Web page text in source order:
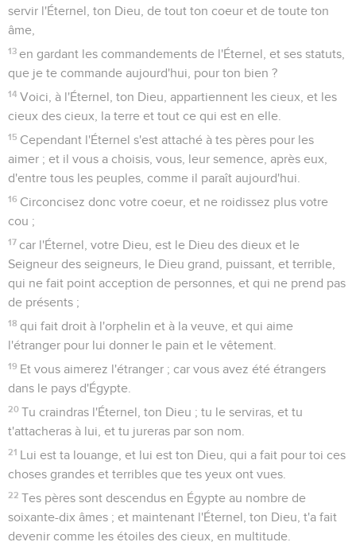
servir l'Éternel, ton Dieu, de tout ton coeur et de toute ton
âme,
13 en gardant les commandements de l'Éternel, et ses statuts,
que je te commande aujourd'hui, pour ton bien ?
14 Voici, à l'Éternel, ton Dieu, appartiennent les cieux, et les
cieux des cieux, la terre et tout ce qui est en elle.
15 Cependant l'Éternel s'est attaché à tes pères pour les
aimer ; et il vous a choisis, vous, leur semence, après eux,
d'entre tous les peuples, comme il paraît aujourd'hui.
16 Circoncisez donc votre coeur, et ne roidissez plus votre
cou ;
17 car l'Éternel, votre Dieu, est le Dieu des dieux et le
Seigneur des seigneurs, le Dieu grand, puissant, et terrible,
qui ne fait point acception de personnes, et qui ne prend pas
de présents ;
18 qui fait droit à l'orphelin et à la veuve, et qui aime
l'étranger pour lui donner le pain et le vêtement.
19 Et vous aimerez l'étranger ; car vous avez été étrangers
dans le pays d'Égypte.
20 Tu craindras l'Éternel, ton Dieu ; tu le serviras, et tu
t'attacheras à lui, et tu jureras par son nom.
21 Lui est ta louange, et lui est ton Dieu, qui a fait pour toi ces
choses grandes et terribles que tes yeux ont vues.
22 Tes pères sont descendus en Égypte au nombre de
soixante-dix âmes ; et maintenant l'Éternel, ton Dieu, t'a fait
devenir comme les étoiles des cieux, en multitude.